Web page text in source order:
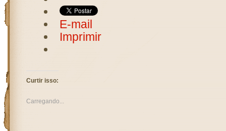
E-mail
Imprimir
Curtir isso:
Carregando...